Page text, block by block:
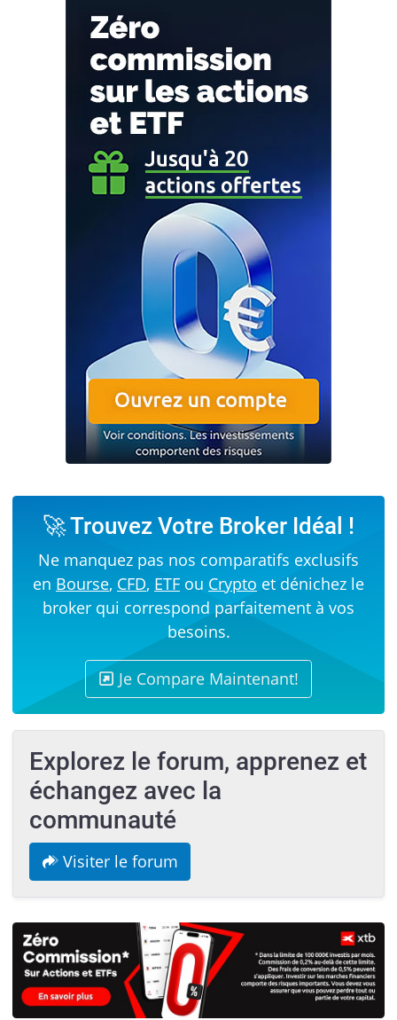
🚀 Trouvez Votre Broker Idéal !
Ne manquez pas nos comparatifs exclusifs
en Bourse, CFD, ETF ou Crypto et dénichez le
broker qui correspond parfaitement à vos
besoins.
Je Compare Maintenant!
Explorez le forum, apprenez et
échangez avec la
communauté
Visiter le forum